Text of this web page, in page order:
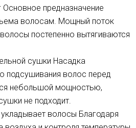
предназначение
волосам. Мощный поток
постепенно вытягиваются
сушки Насадка
подсушивания волос перед
небольшой мощностью,
не подходит.
волосы Благодаря